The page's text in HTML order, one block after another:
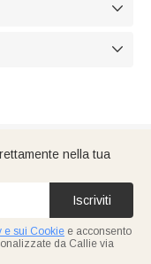


nella tua
Iscriviti
e sui Cookie e acconsento
da Callie via